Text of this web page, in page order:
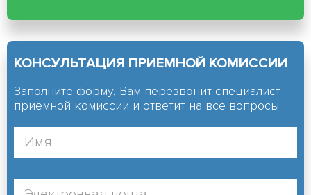
КОНСУЛЬТАЦИЯ ПРИЕМНОЙ КОМИССИИ
Заполните форму, Вам перезвонит специалист
приемной комиссии и ответит на все вопросы